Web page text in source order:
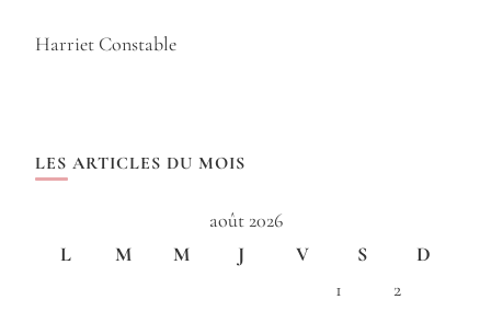
Harriet Constable
LES ARTICLES DU MOIS
août 2026
L
M M J V S
D
1
2